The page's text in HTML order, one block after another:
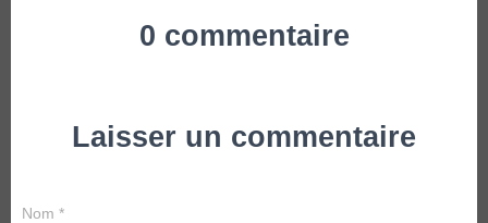
0 commentaire
Laisser un commentaire
Nom *